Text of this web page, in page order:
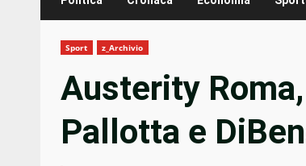
Sport z_Archivio
Austerity
Pallotta e